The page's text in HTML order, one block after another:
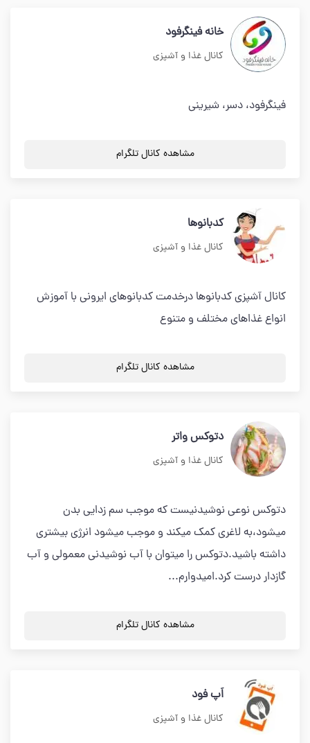
خانه فینگرفود
کانال غذا و آشپزی
فینگرفود، دسر، شیرینی
مشاهده کانال تلگرام
کدبانوها
کانال غذا و آشپزی
کانال آشپزی کدبانوها درخدمت کدبانوهای ایرونی با آموزش
انواع غذاهای مختلف و متنوع
مشاهده کانال تلگرام
دتوكس واتر
کانال غذا و آشپزی
دتوكس نوعي نوشيدنيست كه موجب سم زدايي بدن
ميشود،به لاغري كمك ميكند و موجب ميشود انرژي بيشتري
داشته باشيد.دتوكس را ميتوان با آب نوشيدني معمولي و آب
گازدار درست كرد.اميدوارم...
مشاهده کانال تلگرام
اَپ فود
کانال غذا و آشپزی